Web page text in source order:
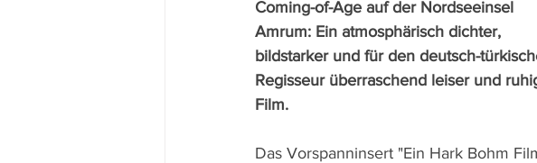
Coming-of-Age auf der Nordseeinsel
Amrum: Ein atmosphärisch dichter,
bildstarker und für den deutsch-
Regisseur überraschend leiser und
Film.
Das Vorspanninsert "Ein Hark Bohm